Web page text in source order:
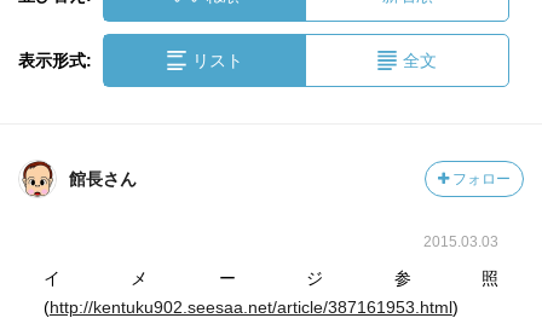
表示形式: リスト 全文
館長さん フォロー
2015.03.03
イメージ参照
(http://kentuku902.seesaa.net/article/387161953.html)